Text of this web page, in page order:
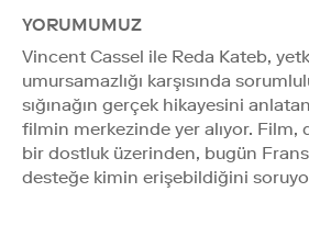
YORUMUMUZ
Vincent Cassel ile Reda Kateb,
umursamazlığı karşısında
sığınağın gerçek hikayesini
filmin merkezinde yer alıyor. Film,
bir dostluk üzerinden, bugün
desteğe kimin erişebildiğini